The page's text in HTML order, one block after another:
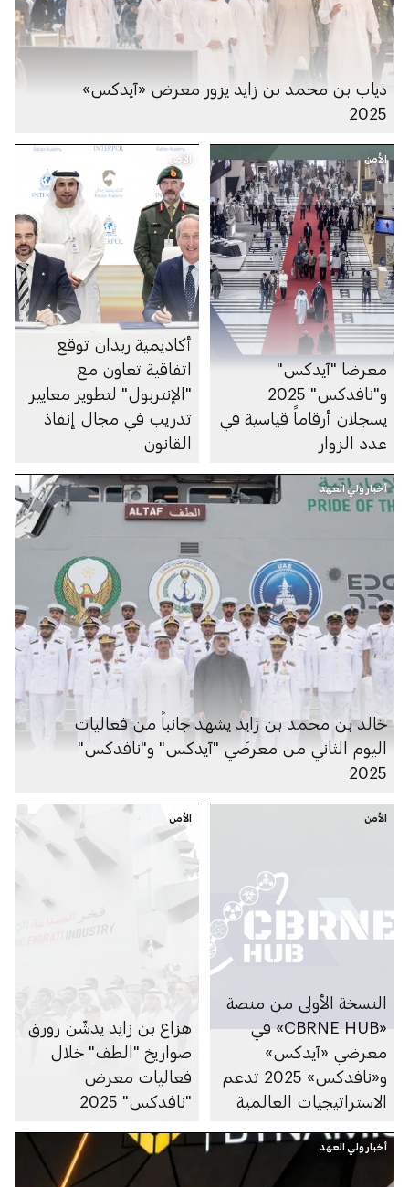
ذياب بن محمد بن زايد يزور معرض «آيدكس»
2025
الأمن
معرضا "آيدكس"
و"نافدكس" 2025
يسجلان أرقاماً قياسية في
عدد الزوار
الأمن
أكاديمية ربدان توقع
اتفاقية تعاون مع
"الإنتربول" لتطوير معايير
تدريب في مجال إنفاذ
القانون
أخبار ولي العهد
خالد بن محمد بن زايد يشهد جانباً من فعاليات
اليوم الثاني من معرضَي "آيدكس" و"نافدكس"
2025
الأمن
النسخة الأولى من منصة
«CBRNE HUB» في
معرضي «آيدكس»
و«نافدكس» 2025 تدعم
الاستراتيجيات العالمية
الكيميائية والبيولوجية
والإشعاعية والنووية
الأمن
هزاع بن زايد يدشّن زورق
صواريخ "الطف" خلال
فعاليات معرض
"نافدكس" 2025
أخبار ولي العهد